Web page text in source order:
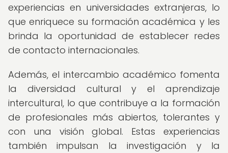
experiencias en universidades extranjeras, lo
que enriquece su formación académica y les
brinda la oportunidad de establecer redes
de contacto internacionales.
Además, el intercambio académico fomenta
la diversidad cultural y el aprendizaje
intercultural, lo que contribuye a la formación
de profesionales más abiertos, tolerantes y
con una visión global. Estas experiencias
también impulsan la investigación y la